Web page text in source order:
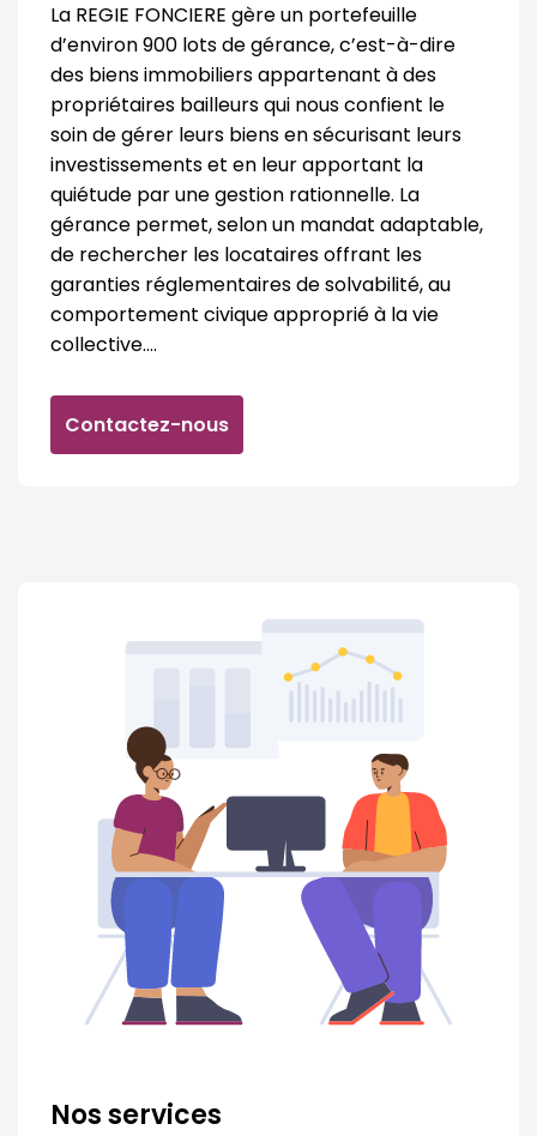
La REGIE FONCIERE gère un portefeuille
d’environ 900 lots de gérance, c’est-à-dire
des biens immobiliers appartenant à des
propriétaires bailleurs qui nous confient le
soin de gérer leurs biens en sécurisant leurs
investissements et en leur apportant la
quiétude par une gestion rationnelle. La
gérance permet, selon un mandat adaptable,
de rechercher les locataires offrant les
garanties réglementaires de solvabilité, au
comportement civique approprié à la vie
collective….
Contactez-nous
Nos services